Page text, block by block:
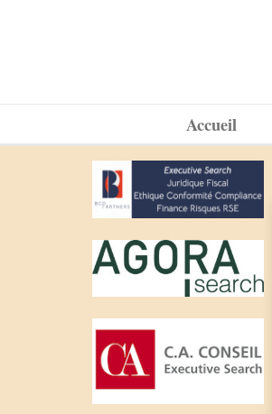
Accueil